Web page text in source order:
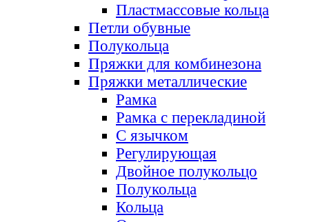
Пластмассовые кольца
Петли обувные
Полукольца
Пряжки для комбинезона
Пряжки металлические
Рамка
Рамка с перекладиной
С язычком
Регулирующая
Двойное полукольцо
Полукольца
Кольца